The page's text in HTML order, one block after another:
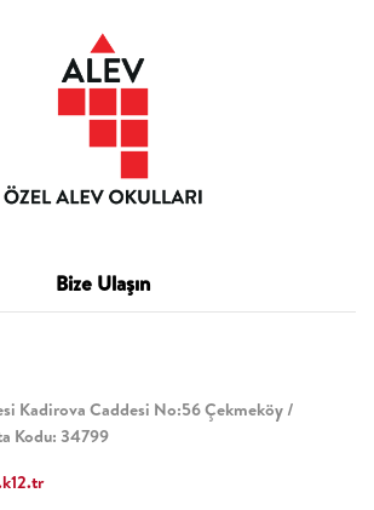
Bize Ulaşın
Kadirova Caddesi No:56 Çekmeköy /
Kodu: 34799